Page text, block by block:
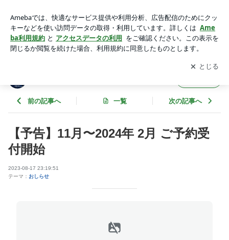
igaki-jimaアプリをダウンロードして ブログの更新通知
を受け取りまし
ょう。
開く
前の記事へ 一覧 次の記事へ
【予告】11月〜2024年 2月 ご予約受
付開始
2023-08-17 23:19:51
テーマ： おしらせ